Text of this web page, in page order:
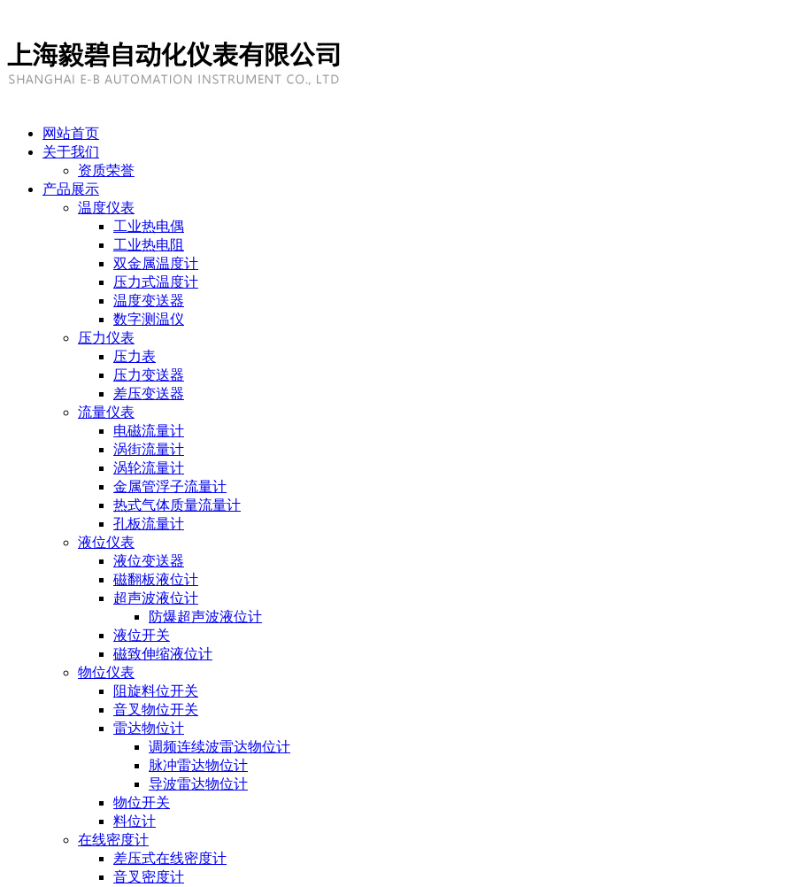
网站首页
关于我们
资质荣誉
产品展示
温度仪表
工业热电偶
工业热电阻
双金属温度计
压力式温度计
温度变送器
数字测温仪
压力仪表
压力表
压力变送器
差压变送器
流量仪表
电磁流量计
涡街流量计
涡轮流量计
金属管浮子流量计
热式气体质量流量计
孔板流量计
液位仪表
液位变送器
磁翻板液位计
超声波液位计
防爆超声波液位计
液位开关
磁致伸缩液位计
物位仪表
阻旋料位开关
音叉物位开关
雷达物位计
调频连续波雷达物位计
脉冲雷达物位计
导波雷达物位计
物位开关
料位计
在线密度计
差压式在线密度计
音叉密度计